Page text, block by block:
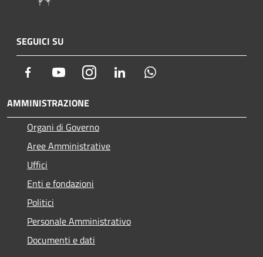
SEGUICI SU
Facebook YoutubeInstagram LinkedIn
AMMINISTRAZIONE
Organi di Governo
Aree Amministrative
Uffici
Enti e fondazioni
Politici
Personale Amministrativo
Documenti e dati